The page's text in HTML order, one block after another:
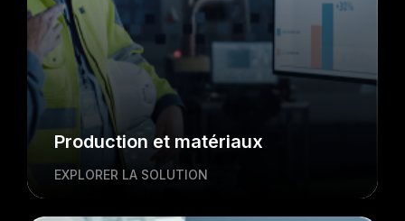
Production et matériaux
EXPLORER LA SOLUTION